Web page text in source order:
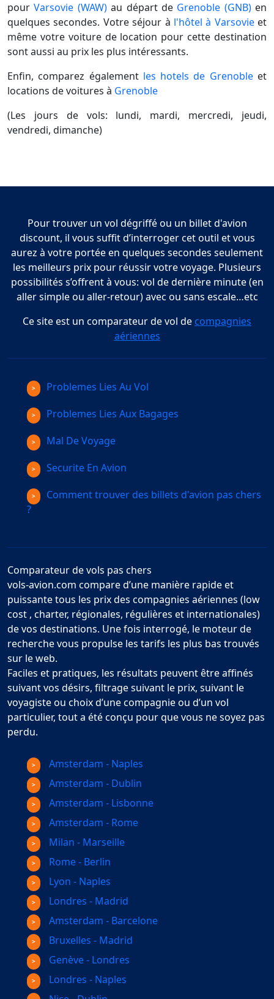
pourVarsovie (WAW)au départ de Grenoble (GNB)en
quelques secondes. Votre séjour à l'hôtel à Varsovieet
même votre voiture de location pour cette destination
sont aussi au prix les plus intéressants.
Enfin, comparez également les hotels de Grenobleet
locations de voitures à Grenoble
(Les jours de vols: lundi, mardi, mercredi, jeudi,
vendredi, dimanche)
Pour trouver un vol dégriffé ou un billet d'avion
discount, il vous suffit d’interroger cet outil et vous
aurez à votre portée en quelques secondes seulement
les meilleurs prix pour réussir votre voyage. Plusieurs
possibilités s’offrent à vous: vol de dernière minute (en
aller simple ou aller-retour) avec ou sans escale…etc
Ce site est un comparateur de vol de compagnies
aériennes
Problemes Lies Au Vol
Problemes Lies Aux Bagages
Mal De Voyage
Securite En Avion
Comment trouver des billets d'avion pas chers
?
Comparateur de vols pas chers
vols-avion.com compare d’une manière rapide et
puissante tous les prix des compagnies aériennes (low
cost , charter, régionales, régulières et internationales)
de vos destinations. Une fois interrogé, le moteur de
recherche vous propulse les tarifs les plus bas trouvés
sur le web.
Faciles et pratiques, les résultats peuvent être affinés
suivant vos désirs, filtrage suivant le prix, suivant le
voyagiste ou choix d’une compagnie ou d’un vol
particulier, tout a été conçu pour que vous ne soyez pas
perdu.
Amsterdam - Naples
Amsterdam - Dublin
Amsterdam - Lisbonne
Amsterdam - Rome
Milan - Marseille
Rome - Berlin
Lyon - Naples
Londres - Madrid
Amsterdam - Barcelone
Bruxelles - Madrid
Genève - Londres
Londres - Naples